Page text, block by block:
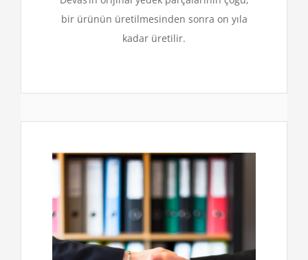
bir ürünün üretilmesinden sonra on yıla
kadar üretilir.